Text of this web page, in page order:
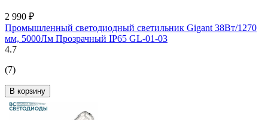
2 990 ₽
Промышленный светодиодный светильник Gigant 38Вт/1270
мм, 5000Лм Прозрачный IP65 GL-01-03
4.7
(7)
В корзину